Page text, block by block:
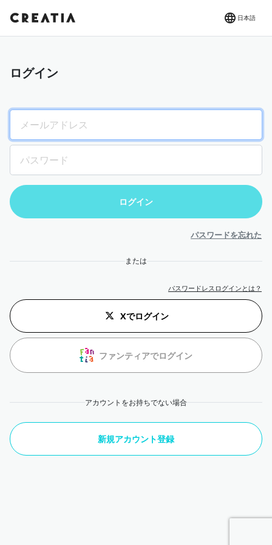
日本語
ログイン
パスワードを忘れた
または
パスワードレスログインとは？
Xでログイン
ファンティアでログイン
アカウントをお持ちでない場合
新規アカウント登録